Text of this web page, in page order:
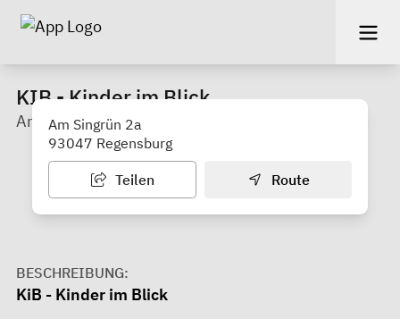
KIB - Kinder im Blick
Amt für Jugend und Familie, Stadt Regensburg
Am Singrün 2a
93047 Regensburg
Teilen Route
BESCHREIBUNG:
KiB - Kinder im Blick